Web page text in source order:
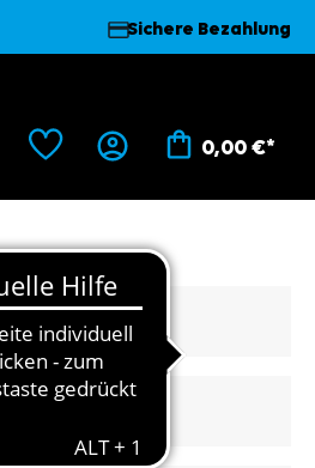
Sichere Bezahlung
0,00 €*